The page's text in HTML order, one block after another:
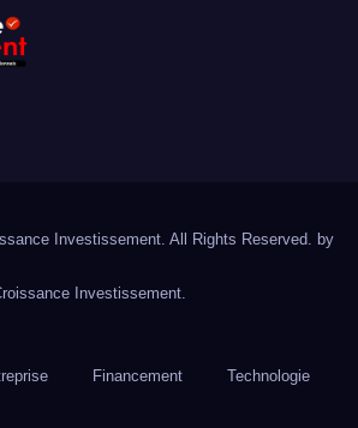
Investissement. All Rights Reserved. by
Investissement.
Financement Technologie